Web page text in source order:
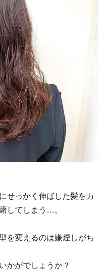
せっかく伸ばした髪をカ
してしまう…。
を変えるのは嫌煙しがち
かがでしょうか？